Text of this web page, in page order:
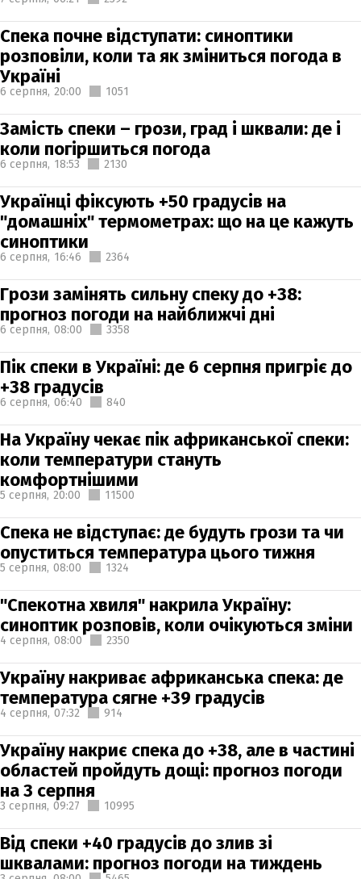
Спека почне відступати: синоптики
розповіли, коли та як зміниться погода в
Україні
6 серпня, 20:00 1051
Замість спеки – грози, град і шквали: де і
коли погіршиться погода
6 серпня, 18:53 2130
Українці фіксують +50 градусів на
"домашніх" термометрах: що на це кажуть
синоптики
6 серпня, 16:46 2364
Грози замінять сильну спеку до +38:
прогноз погоди на найближчі дні
6 серпня, 08:00 3358
Пік спеки в Україні: де 6 серпня пригріє до
+38 градусів
6 серпня, 06:40 840
На Україну чекає пік африканської спеки:
коли температури стануть
комфортнішими
5 серпня, 20:00 11500
Спека не відступає: де будуть грози та чи
опуститься температура цього тижня
5 серпня, 08:00 1324
"Спекотна хвиля" накрила Україну:
синоптик розповів, коли очікуються зміни
4 серпня, 08:00 2350
Україну накриває африканська спека: де
температура сягне +39 градусів
4 серпня, 07:32 914
Україну накриє спека до +38, але в частині
областей пройдуть дощі: прогноз погоди
на 3 серпня
3 серпня, 09:27 10995
Від спеки +40 градусів до злив зі
шквалами: прогноз погоди на тиждень